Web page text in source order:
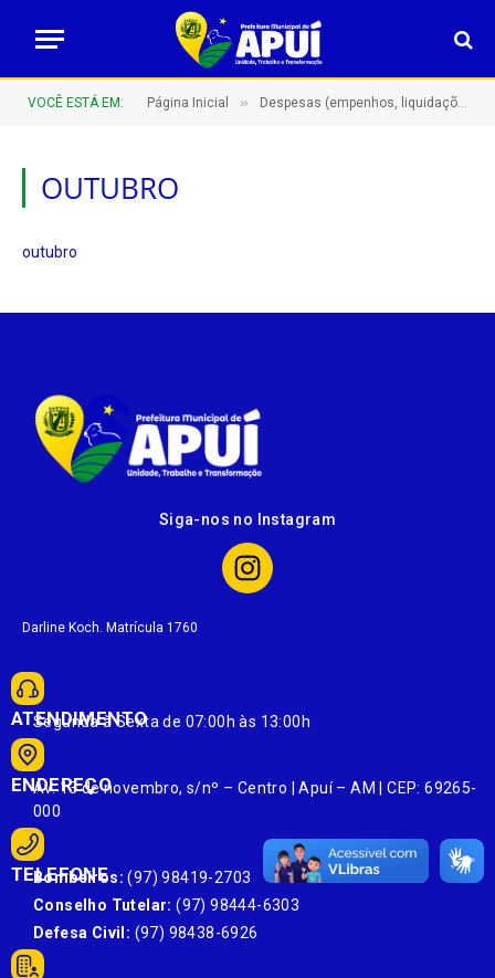
VOCÊ ESTÁ EM: Página Inicial » Despesas (empenhos, liquidações e pagamentos)
OUTUBRO
outubro
Siga-nos no Instagram
Darline Koch. Matrícula 1760
ATENDIMENTO
Segunda à Sexta de 07:00h às 13:00h
ENDEREÇO
Av. 13 de novembro, s/nº – Centro | Apuí – AM | CEP: 69265-
000
TELEFONE
Bombeiros: (97) 98419-2703
Conselho Tutelar: (97) 98444-6303
Defesa Civil: (97) 98438-6926